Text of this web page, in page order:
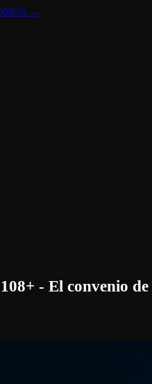
→
- El convenio